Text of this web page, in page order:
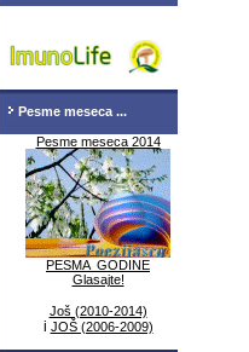
Pesme meseca ...
Pesme meseca 2014
PESMA GODINE
Glasajte!
Još (2010-2014)
i JOŠ (2006-2009)